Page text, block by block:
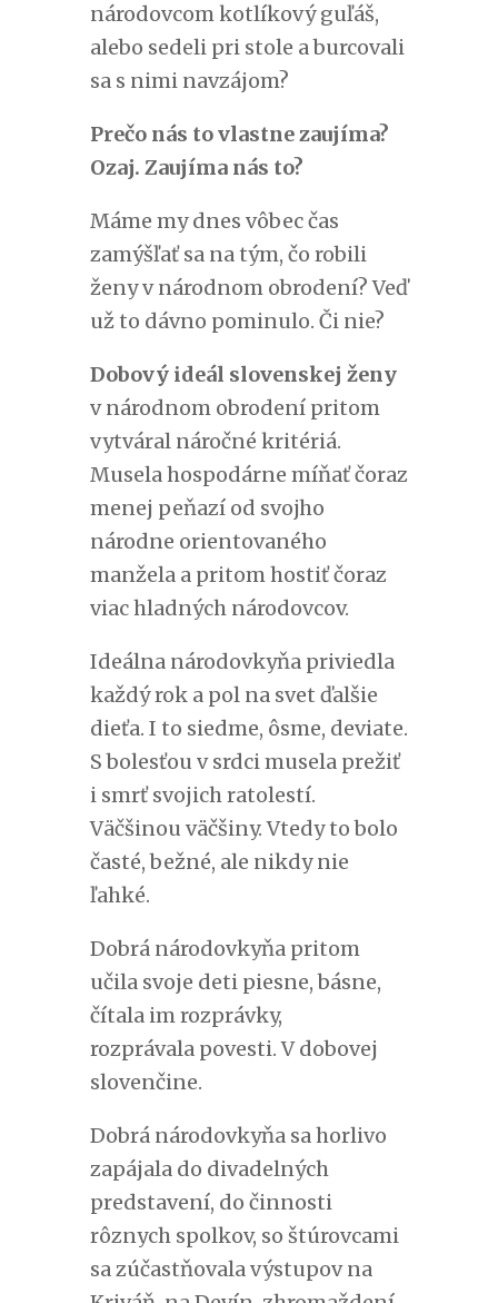
národovcom kotlíkový guľáš,
alebo sedeli pri stole a burcovali
sa s nimi navzájom?
Prečo nás to vlastne zaujíma?
Ozaj. Zaujíma nás to?
Máme my dnes vôbec čas
zamýšľať sa na tým, čo robili
ženy v národnom obrodení? Veď
už to dávno pominulo. Či nie?
Dobový ideál slovenskej ženy
v národnom obrodení pritom
vytváral náročné kritériá.
Musela hospodárne míňať čoraz
menej peňazí od svojho
národne orientovaného
manžela a pritom hostiť čoraz
viac hladných národovcov.
Ideálna národovkyňa priviedla
každý rok a pol na svet ďalšie
dieťa. I to siedme, ôsme, deviate.
S bolesťou v srdci musela prežiť
i smrť svojich ratolestí.
Väčšinou väčšiny. Vtedy to bolo
časté, bežné, ale nikdy nie
ľahké.
Dobrá národovkyňa pritom
učila svoje deti piesne, básne,
čítala im rozprávky,
rozprávala povesti. V dobovej
slovenčine.
Dobrá národovkyňa sa horlivo
zapájala do divadelných
predstavení, do činnosti
rôznych spolkov, so štúrovcami
sa zúčastňovala výstupov na